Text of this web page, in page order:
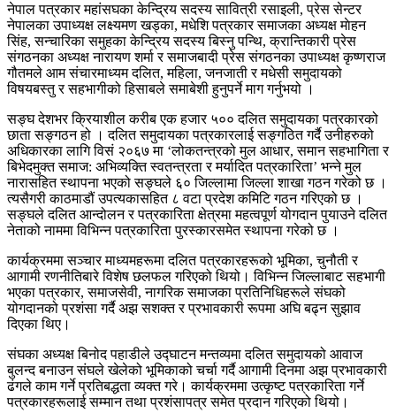
नेपाल पत्रकार महांसघका केन्द्रिय सदस्य सावित्री रसाइली, प्रेस सेन्टर
नेपालका उपाध्यक्ष लक्ष्यमण खड्का, मधेशि पत्रकार समाजका अध्यक्ष माेहन
सिंह, सन्चारिका समुहका केन्द्रिय सदस्य बिस्नु पन्थि, क्रान्तिकारी प्रेस
संगठनका अध्यक्ष नारायण शर्मा र समाजबादी प्रेस संगठनका उपाध्यक्ष कृष्णराज
गौतमले आम संचारमाध्यम दलित, महिला, जनजाती र मधेसी समुदायको
विषयबस्तु र सहभागीको हिसाबले समाबेशी हुनुपर्ने माग गर्नुभयो ।
सङ्घ देशभर क्रियाशील करीब एक हजार ५०० दलित समुदायका पत्रकारको
छाता सङ्गठन हो । दलित समुदायका पत्रकारलाई सङ्गठित गर्दै उनीहरुको
अधिकारका लागि विसं २०६७ मा ‘लोकतन्त्रको मुल आधार, समान सहभागिता र
बिभेदमुक्त समाज: अभिव्यक्ति स्वतन्त्रता र मर्यादित पत्रकारिता’ भन्ने मुल
नारासहित स्थापना भएको सङ्घले ६० जिल्लामा जिल्ला शाखा गठन गरेको छ ।
त्यसैगरी काठमाडौं उपत्यकासहित ८ वटा प्रदेश कमिटि गठन गरिएको छ ।
सङ्घले दलित आन्दोलन र पत्रकारिता क्षेत्रमा महत्वपूर्ण योगदान पुयाउने दलित
नेताको नाममा विभिन्न पत्रकारिता पुरस्कारसमेत स्थापना गरेको छ ।
कार्यक्रममा सञ्चार माध्यमहरूमा दलित पत्रकारहरूको भूमिका, चुनौती र
आगामी रणनीतिबारे विशेष छलफल गरिएको थियो। विभिन्न जिल्लाबाट सहभागी
भएका पत्रकार, समाजसेवी, नागरिक समाजका प्रतिनिधिहरूले संघको
योगदानको प्रशंसा गर्दै अझ सशक्त र प्रभावकारी रूपमा अघि बढ्न सुझाव
दिएका थिए।
संघका अध्यक्ष बिनोद पहाडीले उद्घाटन मन्तव्यमा दलित समुदायको आवाज
बुलन्द बनाउन संघले खेलेको भूमिकाको चर्चा गर्दै आगामी दिनमा अझ प्रभावकारी
ढंगले काम गर्ने प्रतिबद्धता व्यक्त गरे। कार्यक्रममा उत्कृष्ट पत्रकारिता गर्ने
पत्रकारहरूलाई सम्मान तथा प्रशंसापत्र समेत प्रदान गरिएको थियो।